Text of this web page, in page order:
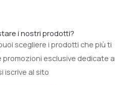
i nostri prodotti?
scegliere i prodotti che più ti
esclusive dedicate a
iscrive al sito